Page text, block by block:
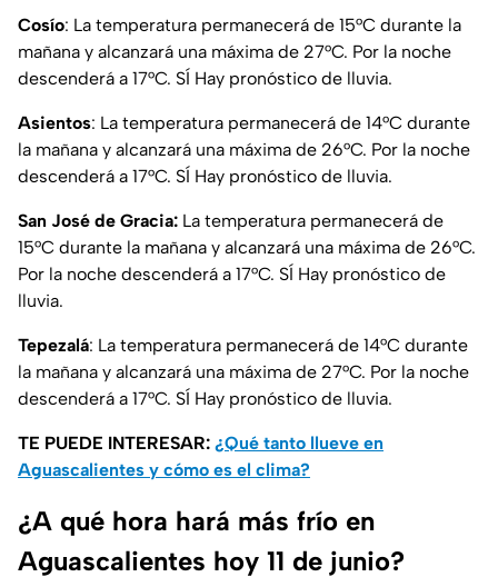
Cosío: La temperatura permanecerá de 15°C durante la
mañana y alcanzará una máxima de 27°C. Por la noche
descenderá a 17°C. SÍ Hay pronóstico de lluvia.
Asientos: La temperatura permanecerá de 14°C durante
la mañana y alcanzará una máxima de 26°C. Por la noche
descenderá a 17°C. SÍ Hay pronóstico de lluvia.
San José de Gracia: La temperatura permanecerá de
15°C durante la mañana y alcanzará una máxima de 26°C.
Por la noche descenderá a 17°C. SÍ Hay pronóstico de
lluvia.
Tepezalá: La temperatura permanecerá de 14°C durante
la mañana y alcanzará una máxima de 27°C. Por la noche
descenderá a 17°C. SÍ Hay pronóstico de lluvia.
TE PUEDE INTERESAR: ¿Qué tanto llueve en
Aguascalientes y cómo es el clima?
¿A qué hora hará más frío en
Aguascalientes hoy 11 de junio?